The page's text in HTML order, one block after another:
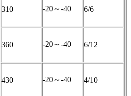
310 -20～-40 6/6
360 -20～-40 6/12
430 -20～-40 4/10